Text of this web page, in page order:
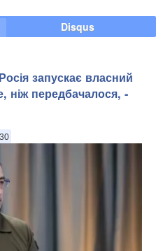
Disqus
запускає власний
ніж передбачалося, -